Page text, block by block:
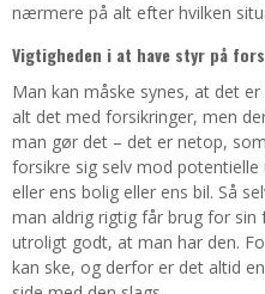
nærmere på alt efter hvilken
Vigtigheden i at have styr på
Man kan måske synes, at det
alt det med forsikringer, men
man gør det – det er netop,
forsikre sig selv mod
eller ens bolig eller ens bil. Så
man aldrig rigtig får brug for sin
utroligt godt, at man har den.
kan ske, og derfor er det altid